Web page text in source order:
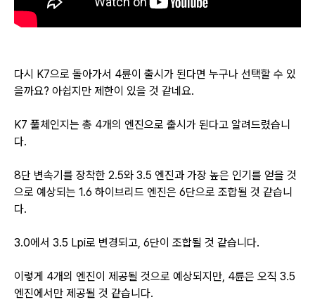
다시 K7으로 돌아가서 4륜이 출시가 된다면 누구나 선택할 수 있
을까요? 아쉽지만 제한이 있을 것 같네요.
K7 풀체인지는 총 4개의 엔진으로 출시가 된다고 알려드렸습니
다.
8단 변속기를 장착한 2.5와 3.5 엔진과 가장 높은 인기를 얻을 것
으로 예상되는 1.6 하이브리드 엔진은 6단으로 조합될 것 같습니
다.
3.0에서 3.5 Lpi로 변경되고, 6단이 조합될 것 같습니다.
이렇게 4개의 엔진이 제공될 것으로 예상되지만, 4륜은 오직 3.5
엔진에서만 제공될 것 같습니다.